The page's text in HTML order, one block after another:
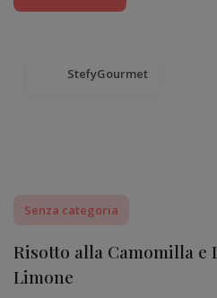
StefyGourmet
Senza categoria
Risotto alla Camomilla e
Limone